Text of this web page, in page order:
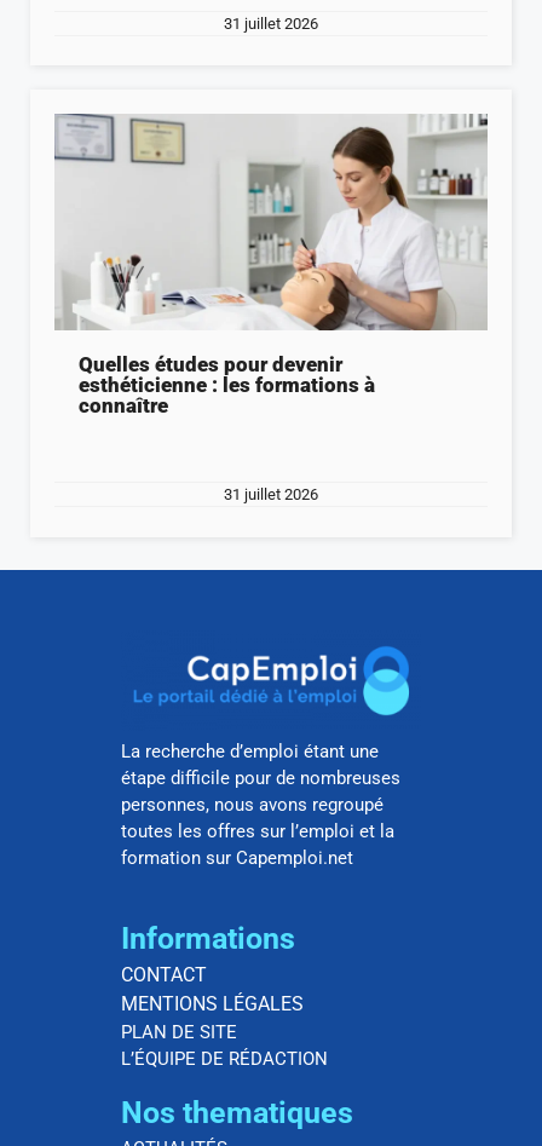
31 juillet 2026
Quelles études pour devenir
esthéticienne : les formations à
connaître
31 juillet 2026
La recherche d’emploi étant une
étape difficile pour de nombreuses
personnes, nous avons regroupé
toutes les offres sur l’emploi et la
formation sur Capemploi.net
Informations
CONTACT
MENTIONS LÉGALES
PLAN DE SITE
L’ÉQUIPE DE RÉDACTION
Nos thematiques